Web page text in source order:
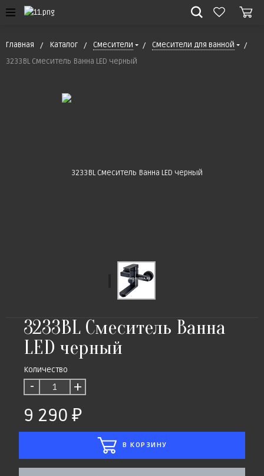
Главная Каталог Смесители
Смесители для ванной
3233ВL Смеситель Ванна LED черный
3233ВL Смеситель Ванна
LED черный
Количество
- +
9 290
В КОРЗИНУ